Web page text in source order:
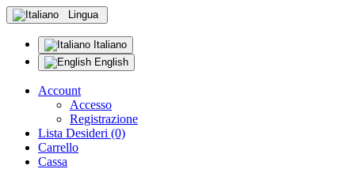
Lingua
Italiano
English
Account
Accesso
Registrazione
Lista Desideri (0)
Carrello
Cassa